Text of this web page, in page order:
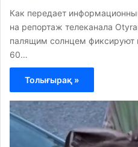
Как передает
на репортаж телеканала
палящим солнцем
60…
Толығырақ »